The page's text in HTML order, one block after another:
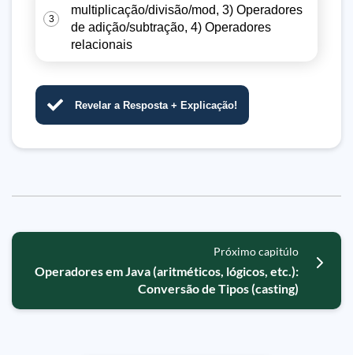
3
multiplicação/divisão/mod, 3) Operadores
de adição/subtração, 4) Operadores
relacionais
Revelar a Resposta + Explicação!
Próximo capitúlo
Operadores em Java (aritméticos, lógicos, etc.):
Conversão de Tipos (casting)